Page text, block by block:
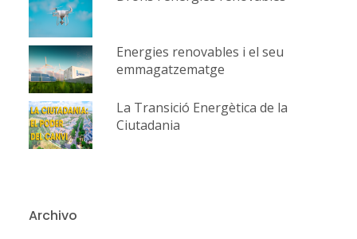
Energies renovables i el seu
emmagatzematge
La Transició Energètica de la
Ciutadania
Archivo